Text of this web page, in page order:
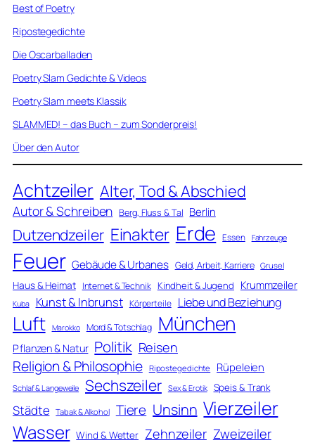
Best of Poetry
Ripostegedichte
Die Oscarballaden
Poetry Slam Gedichte & Videos
Poetry Slam meets Klassik
SLAMMED! – das Buch – zum Sonderpreis!
Über den Autor
Achtzeiler Alter, Tod & Abschied
Autor & Schreiben Berg, Fluss & Tal Berlin
Dutzendzeiler Einakter Erde Essen Fahrzeuge
Feuer Gebäude & Urbanes Geld, Arbeit, Karriere Grusel
Haus & Heimat Internet & Technik Kindheit & Jugend Krummzeiler
Kuba Kunst & Inbrunst Körperteile Liebe und Beziehung
Luft Marokko Mord & Totschlag München
Pflanzen & Natur Politik Reisen
Religion & Philosophie Ripostegedichte Rüpeleien
Schlaf & Langeweile Sechszeiler Sex & Erotik Speis & Trank
Städte Tabak & Alkohol Tiere Unsinn Vierzeiler
Wasser Wind & Wetter Zehnzeiler Zweizeiler